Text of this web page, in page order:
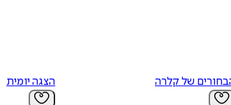
של קלרה הצגה יומית